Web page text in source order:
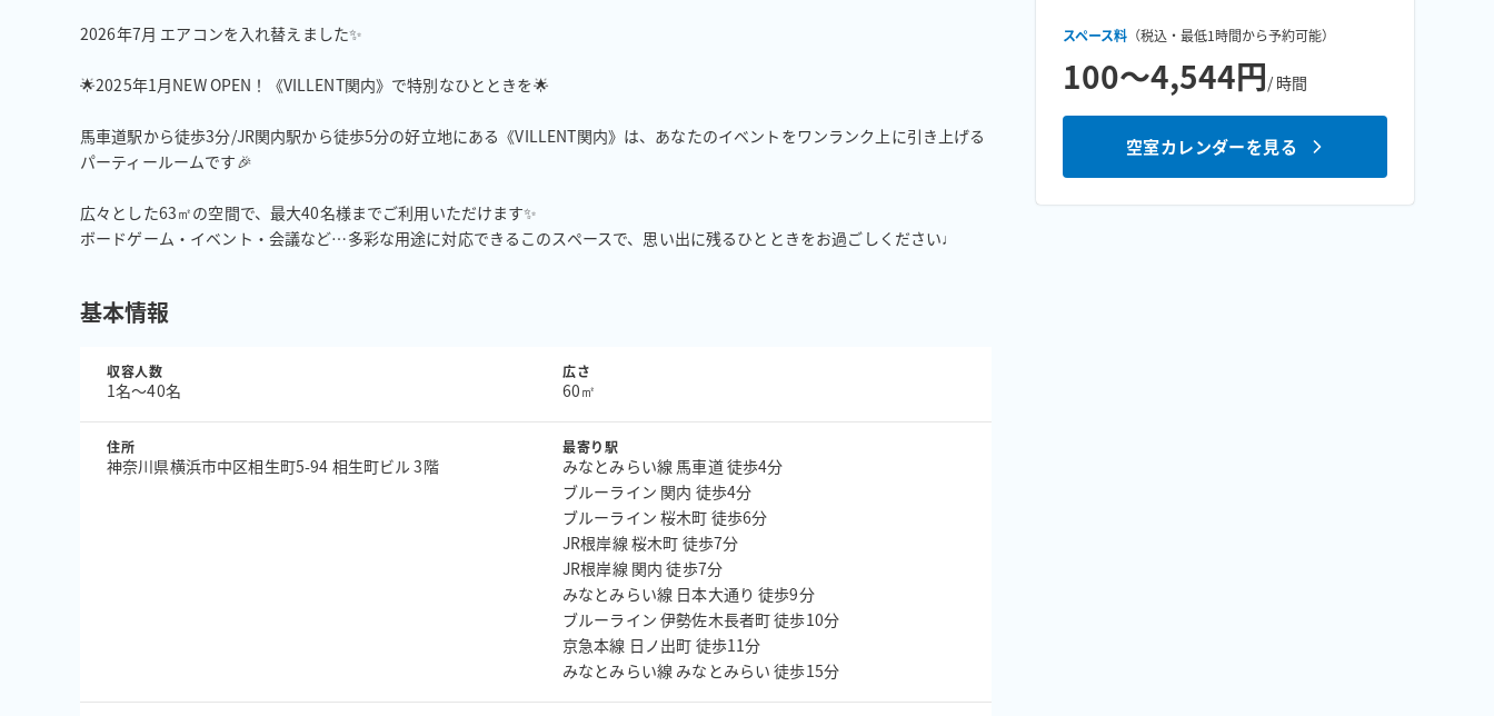
2026年7月 エアコンを入れ替えました✨
🌟2025年1月NEW OPEN！《VILLENT関内》で特別なひとときを🌟
馬車道駅から徒歩3分/JR関内駅から徒歩5分の好立地にある《VILLENT関内》は、あなたのイベントをワンランク上に引き上げる
パーティールームです🎉
広々とした63㎡の空間で、最大40名様までご利用いただけます✨
ボードゲーム・イベント・会議など…多彩な用途に対応できるこのスペースで、思い出に残るひとときをお過ごしください♩
基本情報
収容人数
1名〜40名
広さ
60㎡
住所
神奈川県横浜市中区相生町5-94 相生町ビル 3階
最寄り駅
みなとみらい線 馬車道 徒歩4分
ブルーライン 関内 徒歩4分
ブルーライン 桜木町 徒歩6分
JR根岸線 桜木町 徒歩7分
JR根岸線 関内 徒歩7分
みなとみらい線 日本大通り 徒歩9分
ブルーライン 伊勢佐木長者町 徒歩10分
京急本線 日ノ出町 徒歩11分
みなとみらい線 みなとみらい 徒歩15分
スペース料 （税込・最低1時間から予約可能）
100〜4,544円/ 時間
空室カレンダーを見る